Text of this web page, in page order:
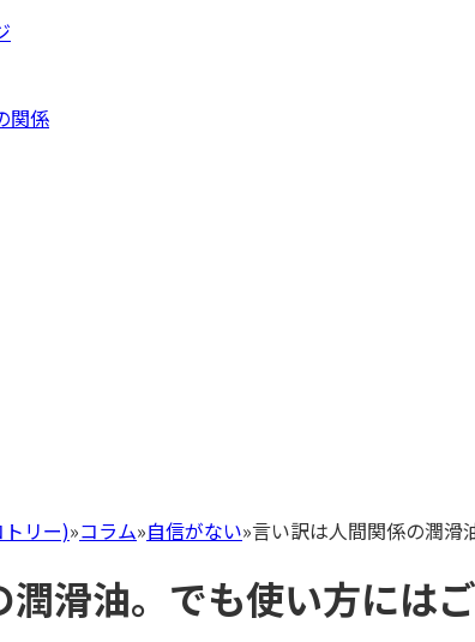
関係
リー)»コラム»自信がない»言い訳は人間関係の潤滑
滑油。でも使い方には